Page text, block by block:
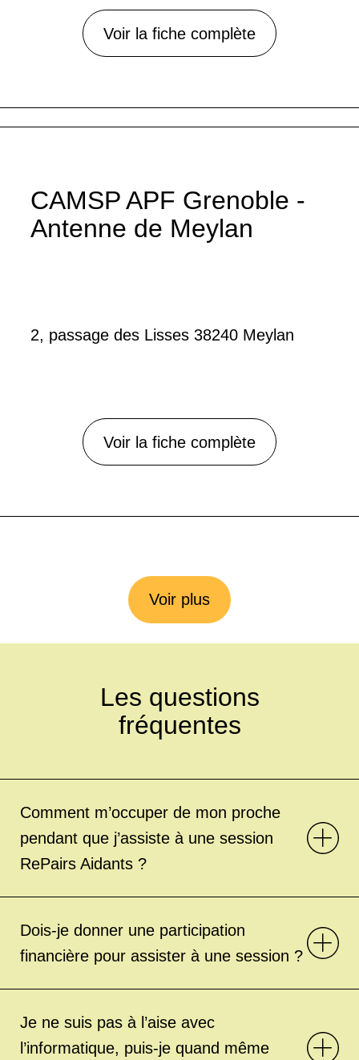
Voir la fiche complète
CAMSP APF Grenoble -
Antenne de Meylan
2, passage des Lisses 38240 Meylan
Voir la fiche complète
Voir plus
Les questions
fréquentes
Comment m’occuper de mon proche
pendant que j’assiste à une session
RePairs Aidants ?
Dois-je donner une participation
financière pour assister à une session ?
Je ne suis pas à l’aise avec
l’informatique, puis-je quand même